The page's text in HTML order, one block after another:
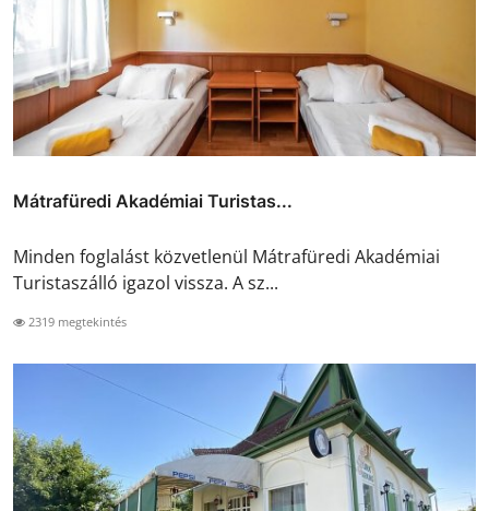
Mátrafüredi Akadémiai Turistas...
Minden foglalást közvetlenül Mátrafüredi Akadémiai
Turistaszálló igazol vissza. A sz...
2319 megtekintés